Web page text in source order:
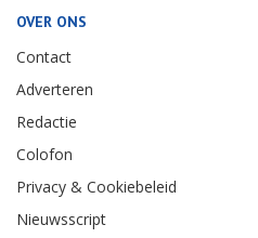
OVER ONS
Contact
Adverteren
Redactie
Colofon
Privacy & Cookiebeleid
Nieuwsscript